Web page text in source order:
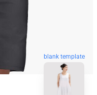
blank template